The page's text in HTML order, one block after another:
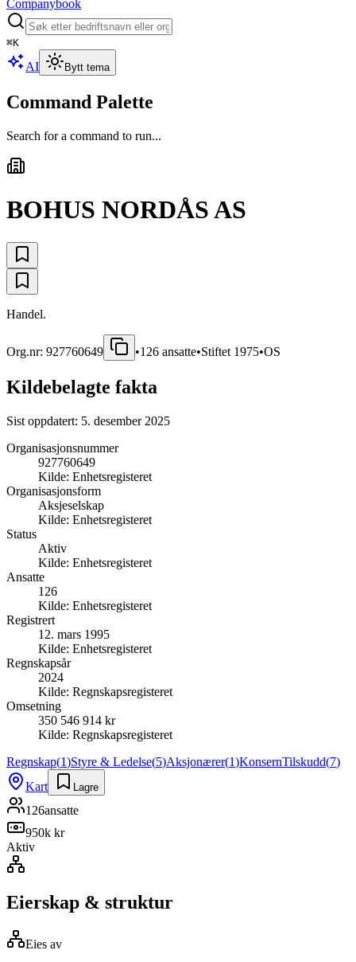
Companybook
⌘K
AI Bytt tema
Command Palette
Search for a command to run...
BOHUS NORDÅS AS
Handel.
Org.nr: 927760649 •126 ansatte•Stiftet 1975•OS
Kildebelagte fakta
Sist oppdatert: 5. desember 2025
Organisasjonsnummer
927760649
Kilde: Enhetsregisteret
Organisasjonsform
Aksjeselskap
Kilde: Enhetsregisteret
Status
Aktiv
Kilde: Enhetsregisteret
Ansatte
126
Kilde: Enhetsregisteret
Registrert
12. mars 1995
Kilde: Enhetsregisteret
Regnskapsår
2024
Kilde: Regnskapsregisteret
Omsetning
350 546 914 kr
Kilde: Regnskapsregisteret
Regnskap(1)Styre & Ledelse(5)Aksjonærer(1)KonsernTilskudd(7)
Kart
Lagre
126ansatte
950k kr
Aktiv
Eierskap & struktur
Eies av